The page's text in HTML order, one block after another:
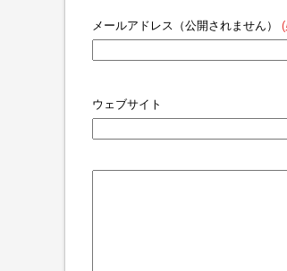
メールアドレス（公開されません）
ウェブサイト